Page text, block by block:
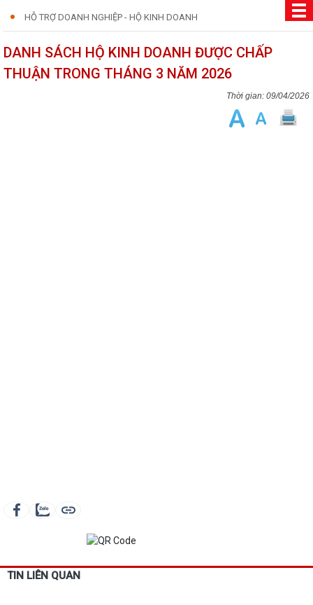
HỖ TRỢ DOANH NGHIỆP - HỘ KINH DOANH
DANH SÁCH HỘ KINH DOANH ĐƯỢC CHẤP
THUẬN TRONG THÁNG 3 NĂM 2026
09/04/2026
TIN LIÊN QUAN